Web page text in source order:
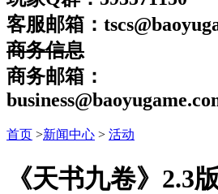
客服邮箱：
商务信息
商务邮箱：
首页 >新闻中心 > 活动
《天书九卷》2.3